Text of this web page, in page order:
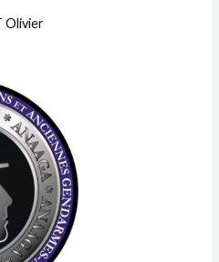
Olivier